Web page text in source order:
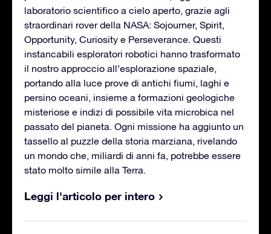
laboratorio scientifico a cielo aperto, grazie agli
straordinari rover della NASA: Sojourner, Spirit,
Opportunity, Curiosity e Perseverance. Questi
instancabili esploratori robotici hanno trasformato
il nostro approccio all’esplorazione spaziale,
portando alla luce prove di antichi fiumi, laghi e
persino oceani, insieme a formazioni geologiche
misteriose e indizi di possibile vita microbica nel
passato del pianeta. Ogni missione ha aggiunto un
tassello al puzzle della storia marziana, rivelando
un mondo che, miliardi di anni fa, potrebbe essere
stato molto simile alla Terra.
Leggi l'articolo per intero